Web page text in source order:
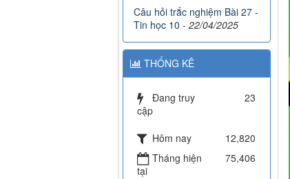
Câu hỏi trắc nghiệm Bài 27 -
Tin học 10 - 22/04/2025
THỐNG KÊ
Đang truy
cập
23
Hôm nay
12,820
Tháng hiện
tại
75,406